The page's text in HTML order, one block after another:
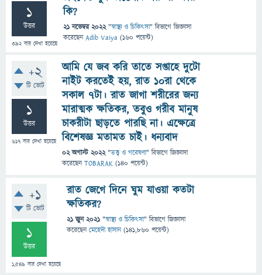
1
উত্তর
392বার দেখা হয়েছে
কি?
21 নভেম্বর 2022 "স্বাস্থ্য ও চিকিৎসা" বিভাগে জিজ্ঞাসা
করেছেনAdib Vaiya (160 পয়েন্ট)
+2
টি ভোট
1
উত্তর
617 বার দেখা হয়েছে
আমি যে জব করি তাতে সপ্তাহে দুটো
নাইট করতেই হয়, রাত ১০রা থেকে
সকাল ৭টা। রাত জাগা শরীরের জন্য
মারাত্মক ক্ষতিকর, তবুও গরীব মানুষ
চাকরীটা ছাড়তে পারছি না। এক্ষেত্রে
বিশেষজ্ঞ মতামত চাই। ধন্যবাদ
02 অগাস্ট 2022 "তত্ত্ব ও গবেষণা" বিভাগে জিজ্ঞাসা
করেছেনTOBARAK (140 পয়েন্ট)
+1
টি ভোট
1
উত্তর
1,549 বার দেখা হয়েছে
রাত জেগে দিনে ঘুম যাওয়া কতটা
ক্ষতিকর?
21 জুন 2021 "স্বাস্থ্য ও চিকিৎসা" বিভাগে জিজ্ঞাসা
করেছেনমেহেদী হাসান (141,860 পয়েন্ট)